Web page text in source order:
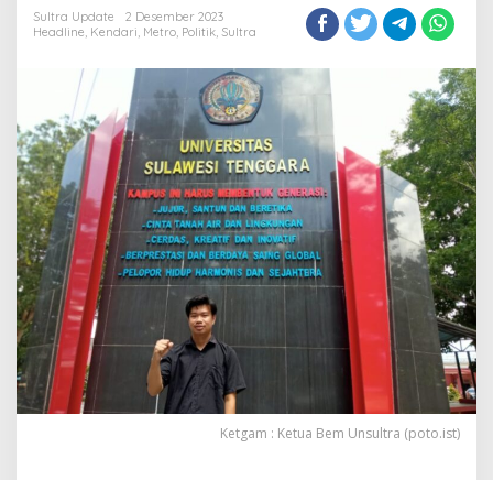
Jelang
2024
Sultra Update
2 Desember 2023
Headline, Kendari, Metro, Politik, Sultra
Ketgam : Ketua Bem Unsultra (poto.ist)